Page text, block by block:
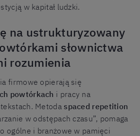
w kapitał ludzki.
na ustrukturyzowany
słownictwa
rozumienia
firmowe opierają się
powtórkach i pracy na
Metoda spaced repetition
w odstępach czasu”, pomaga
ogólne i branżowe w pamięci